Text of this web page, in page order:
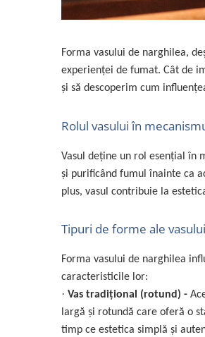
Forma vasului de narghilea,
experienţei de fumat. Cât de
şi să descoperim cum
Rolul vasului în
Vasul deține un rol esențial în
și purificând fumul înainte ca
plus, vasul contribuie la
Tipuri de forme ale
Forma vasului de narghilea
caracteristicile lor:
· Vas tradițional (rotund) -
largă și rotundă care oferă o
timp ce estetica simplă și